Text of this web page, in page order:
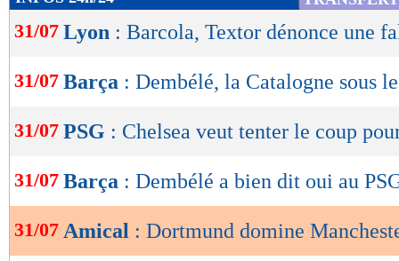
de
lecture
OK
31/07 Lyon : Barcola, Textor dénonce une
31/07 Barça : Dembélé, la Catalogne sous
31/07 PSG : Chelsea veut tenter le coup
31/07 Barça : Dembélé a bien dit oui au
31/07 Amical : Dortmund domine